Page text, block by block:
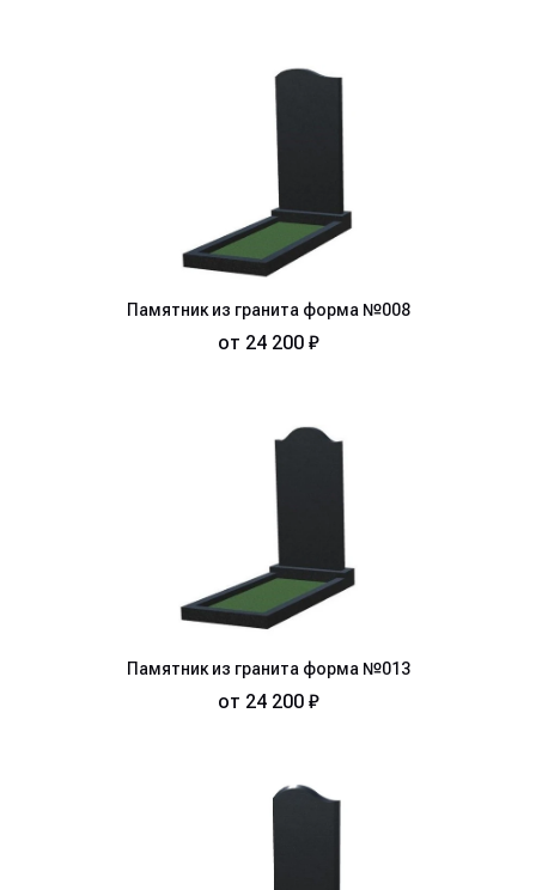
Памятник из гранита форма №008
от 24 200 ₽
Памятник из гранита форма №013
от 24 200 ₽